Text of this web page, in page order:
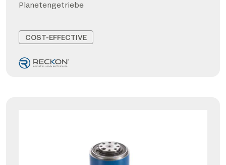
Planetengetriebe
COST-EFFECTIVE